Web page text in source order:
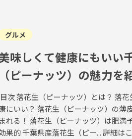
グルメ
味しくて健康にもいい
（ピーナッツ）の魅力を
目次 落花生（ピーナッツ）とは？ 落
にいい？ 落花生（ピーナッツ）の薄
まれる！ 落花生（ピーナッツ）は肥満
果的 千葉県産落花生（ピー...詳細は